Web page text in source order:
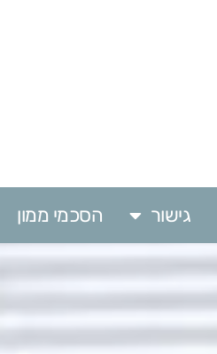
גישור הסכמי ממון